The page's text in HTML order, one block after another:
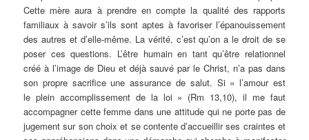
Cette mère aura à prendre en compte la qualité des rapports
familiaux à savoir s’ils sont aptes à favoriser l’épanouissement
des autres et d’elle-même. La vérité, c’est qu’on a le droit de se
poser ces questions. L’être humain en tant qu’être relationnel
créé à l’image de Dieu et déjà sauvé par le Christ, n’a pas dans
son propre sacrifice une assurance de salut. Si « l’amour est
le plein accomplissement de la loi » (Rm 13,10), il me faut
accompagner cette femme dans une attitude qui ne porte pas de
jugement sur son choix et se contente d’accueillir ses craintes et